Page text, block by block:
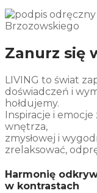
Zanurz się
LIVING to świat
doświadczeń i
hołdujemy.
Inspiracje i
wnętrza,
zmysłowej i
zrelaksować,
Harmonię
w kontrastach